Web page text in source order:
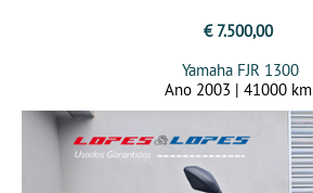
€ 7.500,00
Yamaha FJR 1300
Ano 2003 | 41000 km